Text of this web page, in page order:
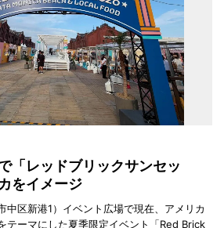
「レッドブリックサンセッ
をイメージ
中区新港1）イベント広場で現在、アメリカ
テーマにした夏季限定イベント「Red Brick